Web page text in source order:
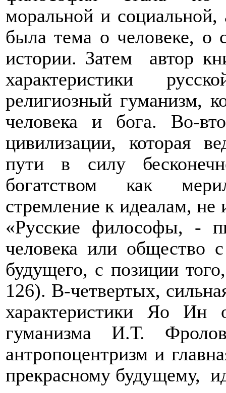
моральной и
была тема о человеке, о
истории. Затем
автор
характеристики
религиозный гуманизм,
человека и бога. Во-
цивилизации, которая
пути в силу
богатством как
стремление к идеалам,
«Русские философы, -
человека или общество
будущего, с позиции
126). В-четвертых,
характеристики Яо Ин
гуманизма И.Т.
антропоцентризм и
прекрасному будущему,